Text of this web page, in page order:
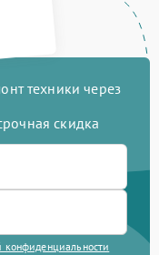
техники через
скидка
конфиденциальности